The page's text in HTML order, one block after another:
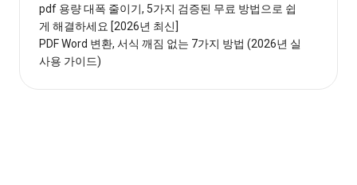
pdf 용량 대폭 줄이기, 5가지 검증된 무료 방법으로 쉽
게 해결하세요 [2026년 최신]
PDF Word 변환, 서식 깨짐 없는 7가지 방법 (2026년 실
사용 가이드)